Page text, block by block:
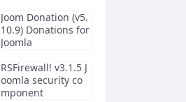
Joom Donation (v5.
10.9) Donations for
Joomla
RSFirewall! v3.1.5 J
oomla security co
mponent